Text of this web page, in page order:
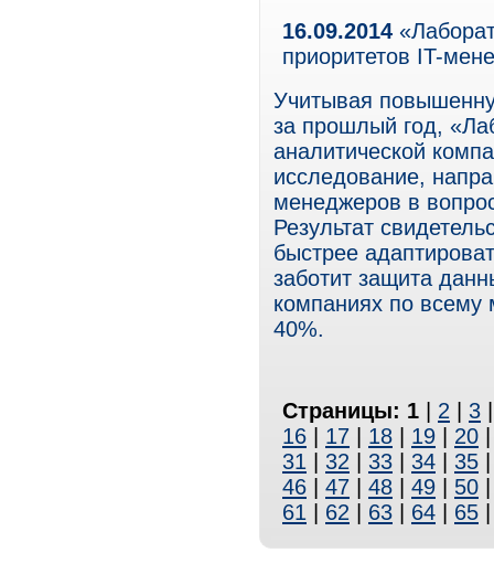
16.09.2014
приоритетов IT-
Учитывая
за прошлый год,
аналитической
исследование,
менеджеров в
Результат
быстрее
заботит защита
компаниях по
40%.
Страницы: 1 2 3
16
17 18 19 20
31
32 33 34 35
46
47 48 49 50
61
62 63 64 65